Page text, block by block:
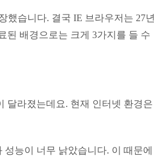
했습니다. 결국 IE 브라우저는 27년
된 배경으로는 크게 3가지를 들 수
달라졌는데요. 현재 인터넷 환경은
능이 너무 낡았습니다. 이 때문에